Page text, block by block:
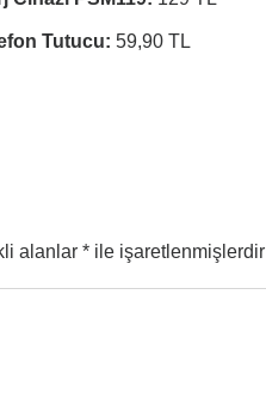
Tutucu: 59,90 TL
alanlar * ile işaretlenmişlerdir